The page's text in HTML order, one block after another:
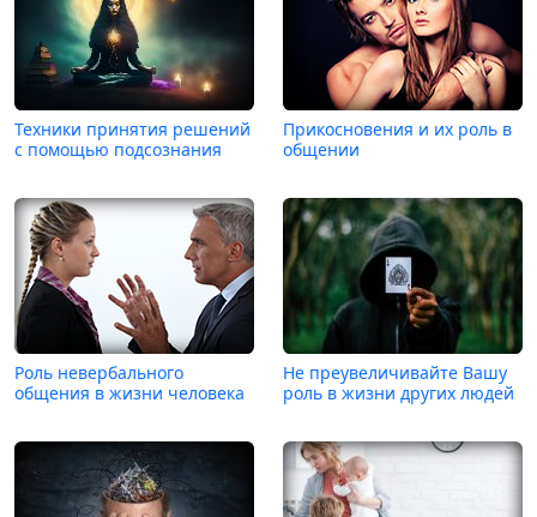
Техники принятия решений
с помощью подсознания
Прикосновения и их роль в
общении
Роль невербального
общения в жизни человека
Не преувеличивайте Вашу
роль в жизни других людей